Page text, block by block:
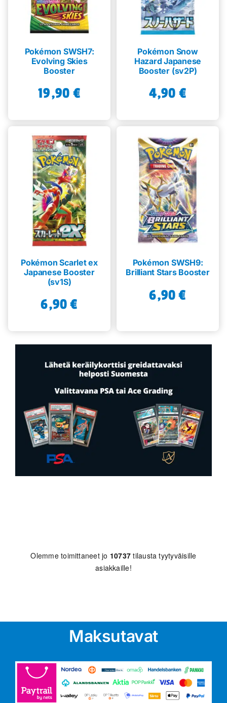
Pokémon SWSH7:
Evolving Skies
Booster
19,90 €
Pokémon Snow
Hazard Japanese
Booster (sv2P)
4,90 €
Pokémon Scarlet ex
Japanese Booster
(sv1S)
6,90€
Pokémon SWSH9:
Brilliant Stars Booster
6,90€
Olemme toimittaneet jo 10737 tilausta tyytyväisille
asiakkaille!
Maksutavat